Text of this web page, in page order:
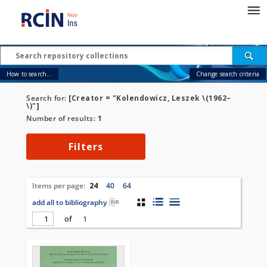
How to search... Change search criteria
Search for: [Creator = "Kolendowicz, Leszek \(1962–
\)"]
Number of results: 1
Filters
Items per page: 24 40
64
add all to bibliography
of
1